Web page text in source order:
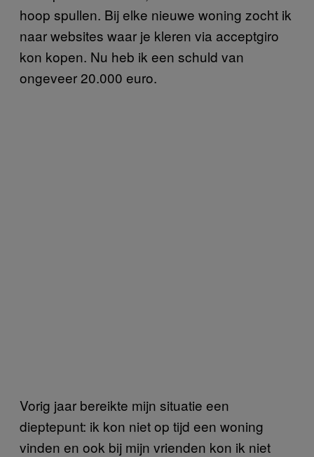
hoop spullen. Bij elke nieuwe woning zocht ik
naar websites waar je kleren via acceptgiro
kon kopen. Nu heb ik een schuld van
ongeveer 20.000 euro.
Vorig jaar bereikte mijn situatie een
dieptepunt: ik kon niet op tijd een woning
vinden en ook bij mijn vrienden kon ik niet